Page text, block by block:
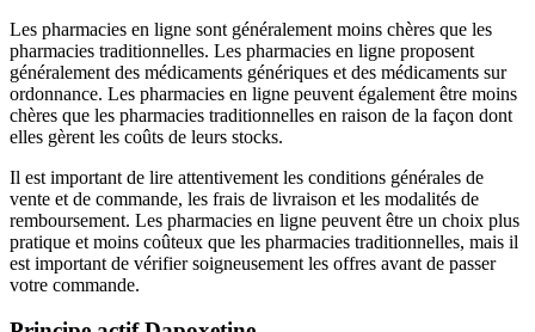
Les pharmacies en ligne sont généralement moins chères que les
pharmacies traditionnelles. Les pharmacies en ligne proposent
généralement des médicaments génériques et des médicaments sur
ordonnance. Les pharmacies en ligne peuvent également être moins
chères que les pharmacies traditionnelles en raison de la façon dont
elles gèrent les coûts de leurs stocks.
Il est important de lire attentivement les conditions générales de
vente et de commande, les frais de livraison et les modalités de
remboursement. Les pharmacies en ligne peuvent être un choix plus
pratique et moins coûteux que les pharmacies traditionnelles, mais il
est important de vérifier soigneusement les offres avant de passer
votre commande.